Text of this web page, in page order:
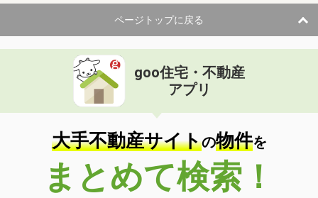
専有面積 69.66m²
間取り
2LDK
福井県福井市高木中央１丁目
価 格
住 所
福井県福井市高木中央１丁目
専有面積 33.27m²
間取り
1LDK
福井県鯖江市二丁掛町
価 格
5.50万円
ページトップに戻る
goo住宅・不動産
アプリ
大手不動産サイトの物件を
まとめて検索！